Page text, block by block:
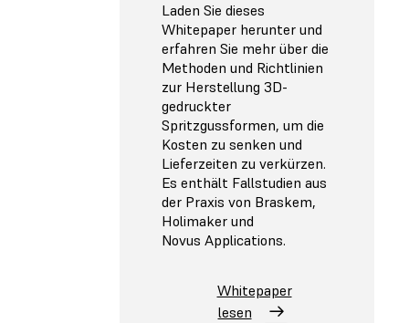
Laden Sie dieses
Whitepaper herunter und
erfahren Sie mehr über die
Methoden und Richtlinien
zur Herstellung 3D-
gedruckter
Spritzgussformen, um die
Kosten zu senken und
Lieferzeiten zu verkürzen.
Es enthält Fallstudien aus
der Praxis von Braskem,
Holimaker und
Novus Applications.
Whitepaper
lesen